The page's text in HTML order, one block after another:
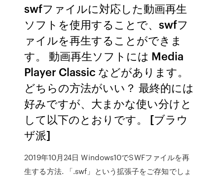
swfファイルに対応した動画再生
ソフトを使用することで、swfフ
ァイルを再生することができま
す。 動画再生ソフトには Media
Player Classic などがあります。
どちらの方法がいい？ 最終的には
好みですが、大まかな使い分けと
して以下のとおりです。 [ブラウ
ザ派]
2019年10月24日 Windows10でSWFファイルを再
生する方法. 「.swf」という拡張子をご存知でしょ